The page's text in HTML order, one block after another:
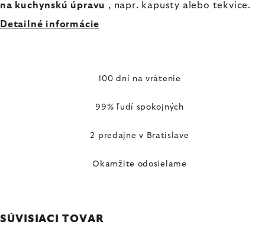
na kuchynskú úpravu , napr. kapusty alebo tekvice.
Detailné informácie
100 dní na vrátenie
99% ľudí spokojných
2 predajne v Bratislave
Okamžite odosielame
SÚVISIACI TOVAR